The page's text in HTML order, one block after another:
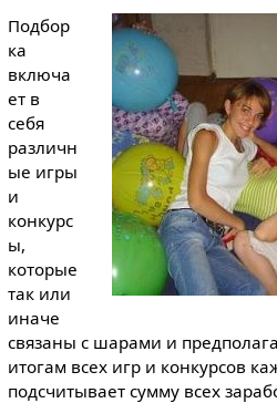
Подбор
ка
включа
ет в
себя
различн
ые игры
и
конкурс
ы,
которые
так или
иначе
связаны с шарами и
итогам всех игр и конкурсов
подсчитывает сумму всех